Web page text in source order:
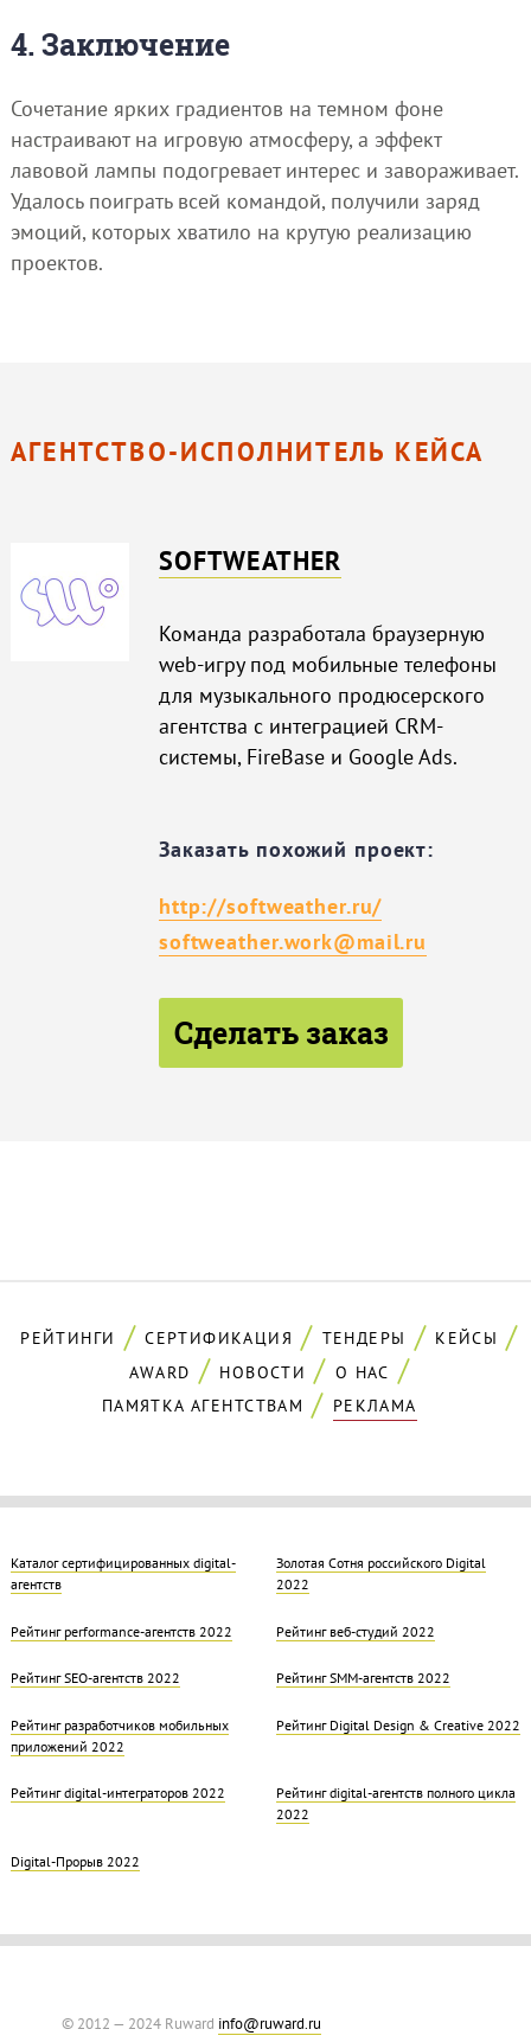
4. Заключение
Сочетание ярких градиентов на темном фоне
настраивают на игровую атмосферу, а эффект
лавовой лампы подогревает интерес и завораживает.
Удалось поиграть всей командой, получили заряд
эмоций, которых хватило на крутую реализацию
проектов.
АГЕНТСТВО-ИСПОЛНИТЕЛЬ КЕЙСА
SOFTWEATHER
Команда разработала браузерную
web-игру под мобильные телефоны
для музыкального продюсерского
агентства с интеграцией CRM-
системы, FireBase и Google Ads.
Заказать похожий проект:
http://softweather.ru/
softweather.work@mail.ru
Сделать заказ
РЕЙТИНГИ СЕРТИФИКАЦИЯ ТЕНДЕРЫ
КЕЙСЫ
AWARD
НОВОСТИ
О НАС
ПАМЯТКА АГЕНТСТВАМ
РЕКЛАМА
Каталог сертифицированных digital-
агентств
Золотая Cотня российского Digital
2022
Рейтинг performance-агентств 2022 Рейтинг веб-студий 2022
Рейтинг SEO-агентств 2022 Рейтинг SMM-агентств 2022
Рейтинг разработчиков мобильных
приложений 2022
Рейтинг Digital Design & Creative 2022
Рейтинг digital-интеграторов 2022
Рейтинг digital-агентств полного цикла
2022
Digital-Прорыв 2022
© 2012 — 2024 Ruward info@ruward.ru